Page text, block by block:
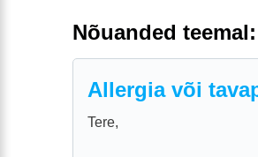
Nõuanded
Allergia või
Tere,